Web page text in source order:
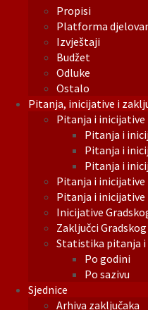
Propisi
Platforma
Izvještaji
Budžet
Odluke
Ostalo
Pitanja, inicijative i
Pitanja i inicijative
Pitanja i
Pitanja i
Pitanja i
Pitanja i inicijative
Pitanja i inicijative
Inicijative
Zaključci
Statistika pitanja i
Po godini
Po sazivu
Sjednice
Arhiva zaključaka